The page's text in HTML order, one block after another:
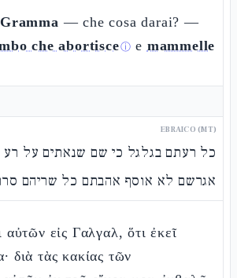
— che cosa darai? —
che abortisceⓘ e mammelle
EBRAICO (MT)
כל רעתם בגלגל כי שם שנאתים על רע
אגרשם לא אוסף אהבתם כל שריהם
αὐτῶν εἰς Γαλγαλ, ὅτι ἐκεῖ
διὰ τὰς κακίας τῶν